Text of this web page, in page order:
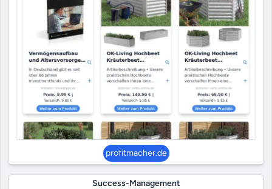
profitmacher.de
Success-Management